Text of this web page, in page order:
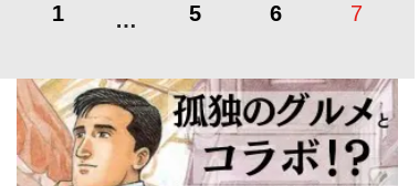
1 … 5 6 7